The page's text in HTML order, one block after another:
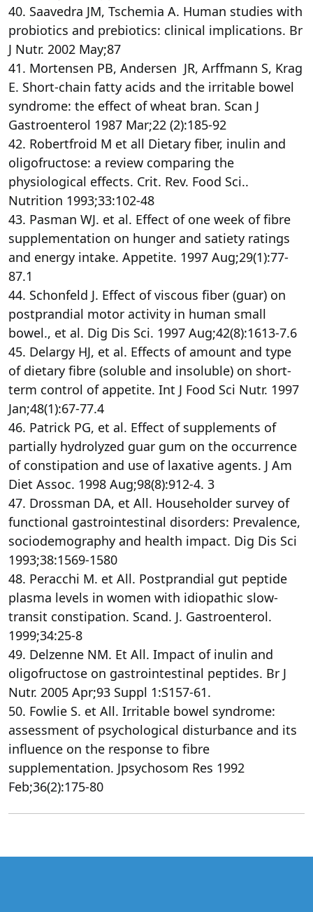
40. Saavedra JM, Tschemia A. Human studies with
probiotics and prebiotics: clinical implications. Br
J Nutr. 2002 May;87
41. Mortensen PB, Andersen JR, Arffmann S, Krag
E. Short-chain fatty acids and the irritable bowel
syndrome: the effect of wheat bran. Scan J
Gastroenterol 1987 Mar;22 (2):185-92
42. Robertfroid M et all Dietary fiber, inulin and
oligofructose: a review comparing the
physiological effects. Crit. Rev. Food Sci..
Nutrition 1993;33:102-48
43. Pasman WJ. et al. Effect of one week of fibre
supplementation on hunger and satiety ratings
and energy intake. Appetite. 1997 Aug;29(1):77-
87.1
44. Schonfeld J. Effect of viscous fiber (guar) on
postprandial motor activity in human small
bowel., et al. Dig Dis Sci. 1997 Aug;42(8):1613-7.6
45. Delargy HJ, et al. Effects of amount and type
of dietary fibre (soluble and insoluble) on short-
term control of appetite. Int J Food Sci Nutr. 1997
Jan;48(1):67-77.4
46. Patrick PG, et al. Effect of supplements of
partially hydrolyzed guar gum on the occurrence
of constipation and use of laxative agents. J Am
Diet Assoc. 1998 Aug;98(8):912-4. 3
47. Drossman DA, et All. Householder survey of
functional gastrointestinal disorders: Prevalence,
sociodemography and health impact. Dig Dis Sci
1993;38:1569-1580
48. Peracchi M. et All. Postprandial gut peptide
plasma levels in women with idiopathic slow-
transit constipation. Scand. J. Gastroenterol.
1999;34:25-8
49. Delzenne NM. Et All. Impact of inulin and
oligofructose on gastrointestinal peptides. Br J
Nutr. 2005 Apr;93 Suppl 1:S157-61.
50. Fowlie S. et All. Irritable bowel syndrome:
assessment of psychological disturbance and its
influence on the response to fibre
supplementation. Jpsychosom Res 1992
Feb;36(2):175-80